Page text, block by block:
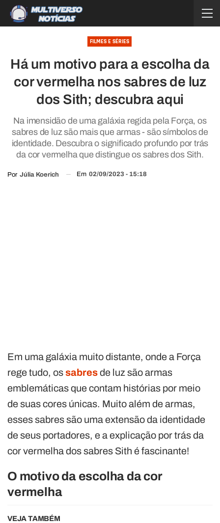
FILMES E SÉRIES
Há um motivo para a escolha da
cor vermelha nos sabres de luz
dos Sith; descubra aqui
Na imensidão de uma galáxia regida pela Força, os
sabres de luz são mais que armas - são símbolos de
identidade. Descubra o significado profundo por trás
da cor vermelha que distingue os sabres dos Sith.
Por Júlia Koerich Em 02/09/2023 - 15:18
Em uma galáxia muito distante, onde a Força
rege tudo, ossabresde luz são armas
emblemáticas que contam histórias por meio
de suas cores únicas. Muito além de armas,
esses sabres são uma extensão da identidade
de seus portadores, e a explicação por trás da
cor vermelha dos sabres Sith é fascinante!
O motivo da escolha da cor
vermelha
VEJA TAMBÉM